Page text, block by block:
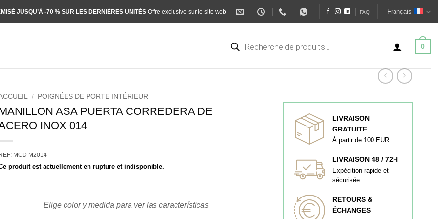
JUSQU’À -70 % SUR LES DERNIÈRES UNITÉS Offre exclusive sur le site web FAQ Français
produits
0
LIVRAISON
GRATUITE
À partir de 100 EUR
LIVRAISON 48 / 72H
Expédition rapide et
sécurisée
RETOURS &
ÉCHANGES
/ POIGNÉES DE PORTE INTÉRIEUR
ASA PUERTA CORREDERA DE
INOX 014
MOD M2014
produit est actuellement en rupture et indisponible.
Elige color y medida para ver las características